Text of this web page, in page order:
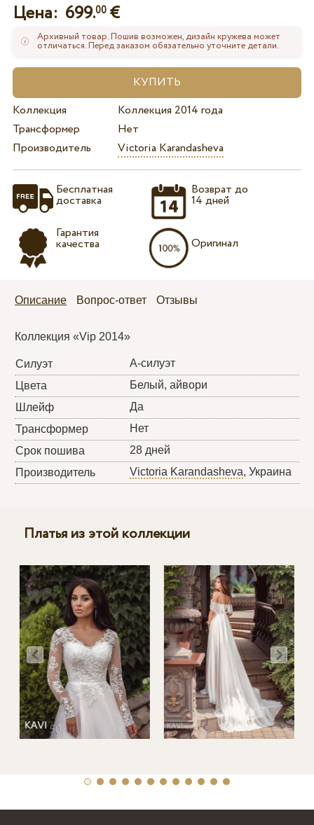
Цена: 699.00€
Архивный товар. Пошив возможен, дизайн кружева может
отличаться. Перед заказом обязательно уточните детали.
Коллекция
Коллекция 2014 года
Трансформер
Нет
Производитель
Victoria Karandasheva
Бесплатная
доставка
Гарантия
качества
Возврат до
14 дней
Оригинал
Описание Вопрос-ответ Отзывы
Коллекция «Vip 2014»
Силуэт
А-силуэт
Цвета
Белый, айвори
Шлейф
Да
Трансформер
Нет
Срок пошива
28 дней
Производитель
Victoria Karandasheva, Украина
Платья из этой коллекции